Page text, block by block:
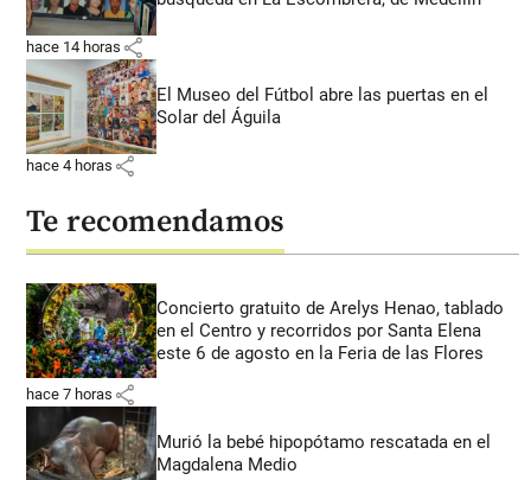
hace 14 horas share
El Museo del Fútbol abre las puertas en el
Solar del Águila
hace 4 horas share
Te recomendamos
Concierto gratuito de Arelys Henao, tablado
en el Centro y recorridos por Santa Elena
este 6 de agosto en la Feria de las Flores
hace 7 horas share
Murió la bebé hipopótamo rescatada en el
Magdalena Medio